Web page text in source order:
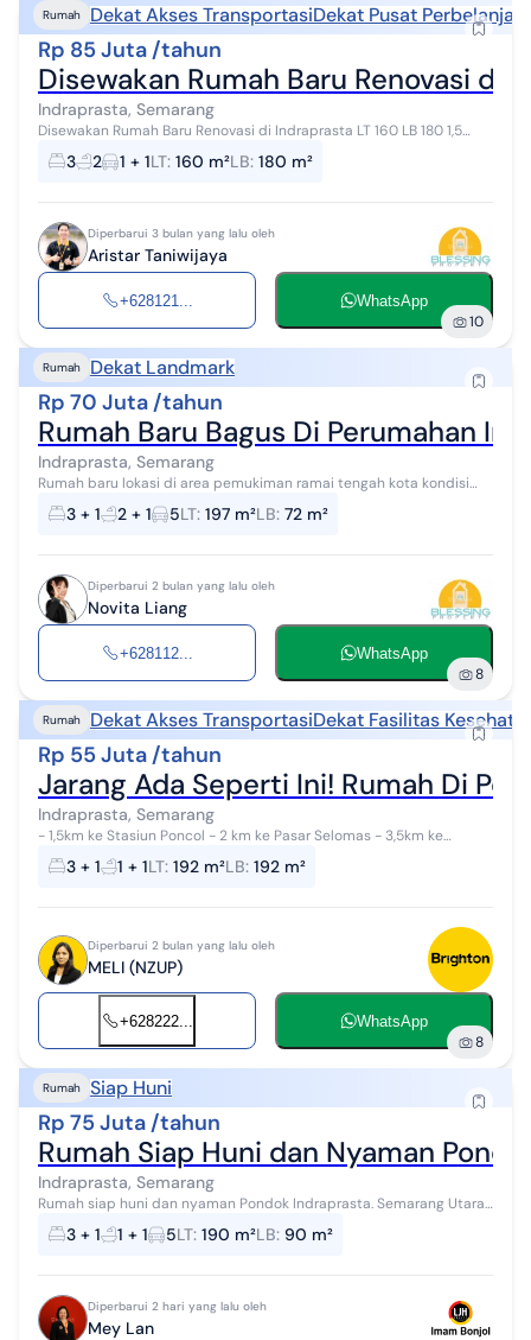
Rumah Dekat Akses TransportasiDekat Pusat
Rp 85 Juta /tahun
Disewakan Rumah Baru Renovasi di
Indraprasta, Semarang
Disewakan Rumah Baru Renovasi di Indraprasta LT 160 LB 180 1,5
lantai SHM KT 3 KM 2+1 2200w Artetis 1 AC Carport Garasi Rumah
baru renov Disewakan...
3 2 1 + 1LT: 160 m²LB: 180 m²
Diperbarui 3 bulan yang lalu oleh
Aristar Taniwijaya
+628121... WhatsApp
10
Rumah Dekat Landmark
Rp 70 Juta /tahun
Rumah Baru Bagus Di Perumahan
Indraprasta, Semarang
Rumah baru lokasi di area pemukiman ramai tengah kota kondisi
swmi furnish dengan sofa, set meja makan, AC, water heater, kitchen
set hanya 10 men...
3 + 1 2 + 1 5LT: 197 m²LB: 72 m²
Diperbarui 2 bulan yang lalu oleh
Novita Liang
+628112... WhatsApp
8
Rumah Dekat Akses TransportasiDekat Fasilitas
Rp 55 Juta /tahun
Jarang Ada Seperti Ini! Rumah Di
Indraprasta, Semarang
- 1,5km ke Stasiun Poncol - 2 km ke Pasar Selomas - 3,5km ke
Stasiun Tawang - 4km ke Simpang Lima - 4km ke RS Telogorejo - 6,5
km ke Airport - ...
3 + 1 1 + 1LT: 192 m²LB: 192 m²
Diperbarui 2 bulan yang lalu oleh
MELI (NZUP)
+628222... WhatsApp
8
Rumah Siap Huni
Rp 75 Juta /tahun
Rumah Siap Huni dan Nyaman
Indraprasta, Semarang
Rumah siap huni dan nyaman Pondok Indraprasta. Semarang Utara-
11692 - air artetis
3 + 1 1 + 1 5LT: 190 m²LB: 90 m²
Diperbarui 2 hari yang lalu oleh
Mey Lan